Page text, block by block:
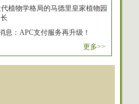
植物学格局的马德里皇家植物园
息：APC支付服务再升级！
更多>>